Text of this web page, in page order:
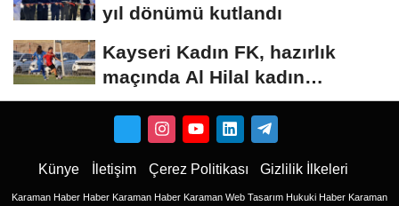
yıl dönümü kutlandı
Kayseri Kadın FK, hazırlık
maçında Al Hilal kadın
takımına mağlup...
Künye İletişim Çerez Politikası Gizlilik İlkeleri
Karaman Haber Haber Karaman Haber Karaman Web Tasarım Hukuki Haber Karaman